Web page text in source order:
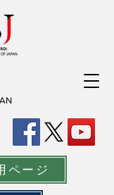
ページ